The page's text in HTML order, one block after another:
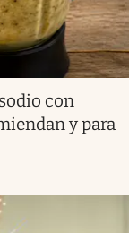
con
y para